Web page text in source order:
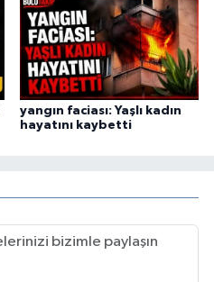
yangın faciası: Yaşlı kadın
hayatını kaybetti